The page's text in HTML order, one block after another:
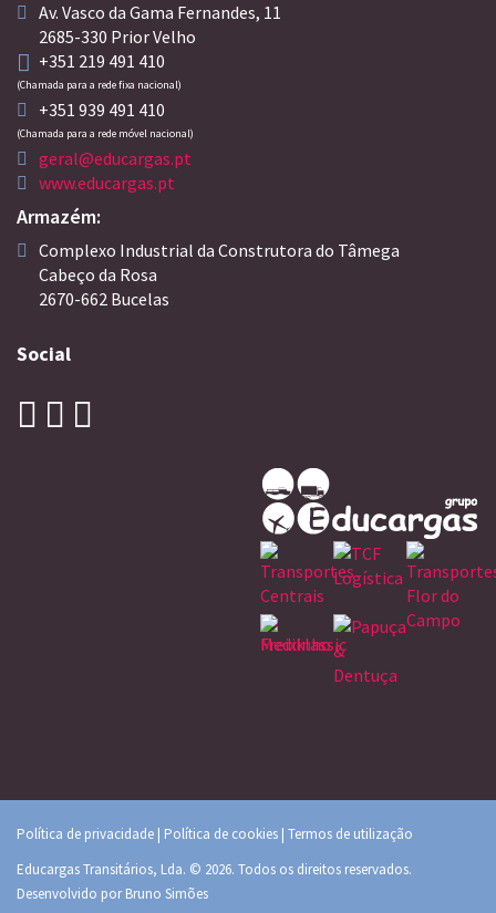
Av. Vasco da Gama Fernandes, 11
2685-330 Prior Velho
+351 219 491 410
(Chamada para a rede fixa nacional)
+351 939 491 410
(Chamada para a rede móvel nacional)
geral@educargas.pt
www.educargas.pt
Armazém:
Complexo Industrial da Construtora do Tâmega
Cabeço da Rosa
2670-662 Bucelas
Social
Política de privacidade | Política de cookies | Termos de utilização
Educargas Transitários, Lda. © 2026. Todos os direitos reservados.
Desenvolvido porBruno Simões